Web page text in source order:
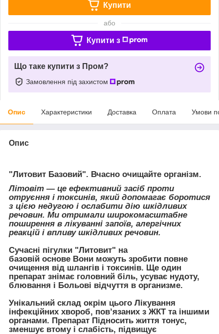
Купити
або
Купити з
Що таке купити з Пром?
Замовлення під захистом
Опис Характеристики Доставка Оплата Умови
Опис
"Литовит Базовий". Вчасно очищайте організм.
Літовіт — це ефективний засіб проти
отруєння і токсинів, який допомагає боротися
з цією недугою і ослабити дію шкідливих
речовин. Ми отримали широкомасштабне
поширення в лікуванні запоїв, алергічних
реакцій і впливу шкідливих речовин.
Сучасні пігулки "Литовит" на
базовій основе Вони можуть зробити повне
очищення від шлангів і токсинів. Ще один
препарат знімає головний біль, усуває нудоту,
блювання і Больові відчуття в организме.
Унікальний склад окрім цього Лікування
інфекційних хвороб, пов’язаних з ЖКТ та іншими
органами. Препарат Підносить життя тонус,
зменшує втому і слабість, підвищує